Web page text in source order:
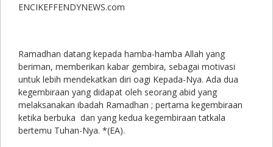
ENCIKEFFENDYNEWS.com
Ramadhan datang kepada hamba-hamba Allah yang
beriman, memberikan kabar gembira, sebagai motivasi
untuk lebih mendekatkan diri oagi Kepada-Nya. Ada dua
kegembiraan yang didapat oleh seorang abid yang
melaksanakan ibadah Ramadhan ; pertama kegembiraan
ketika berbuka dan yang kedua kegembiraan tatkala
bertemu Tuhan-Nya. *(EA).